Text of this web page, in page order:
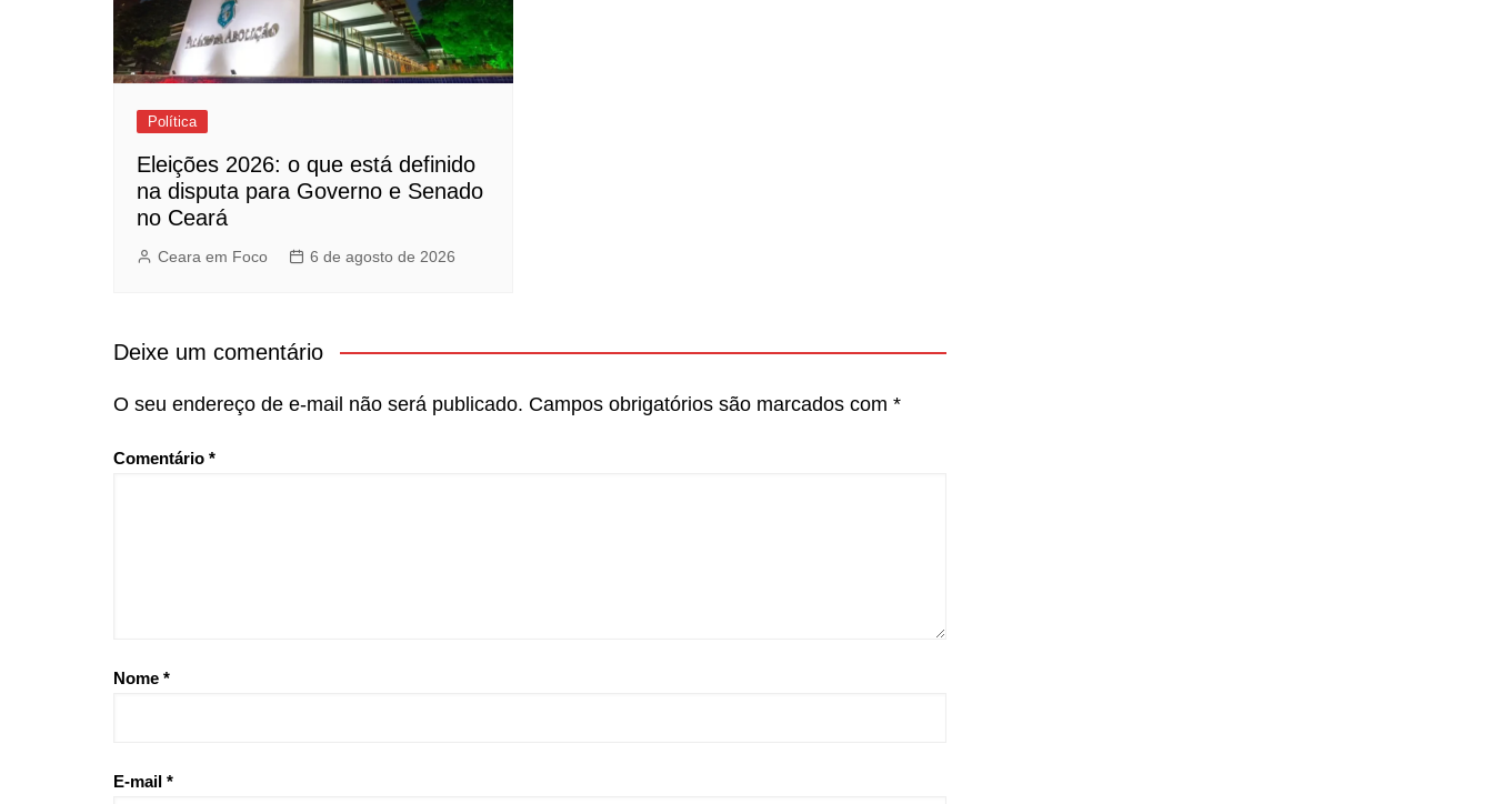
Política
Eleições 2026: o que está definido
na disputa para Governo e Senado
no Ceará
Ceara em Foco 6 de agosto de 2026
Deixe um comentário
O seu endereço de e-mail não será publicado. Campos obrigatórios são marcados com *
Comentário *
Nome *
E-mail *